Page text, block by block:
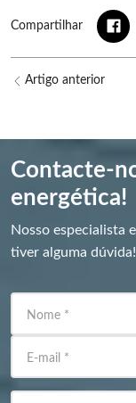
Compartilhar
Artigo anterior
Contacte-
energética!
Nosso especialista
tiver alguma dúvida!
Nome *
E-mail *